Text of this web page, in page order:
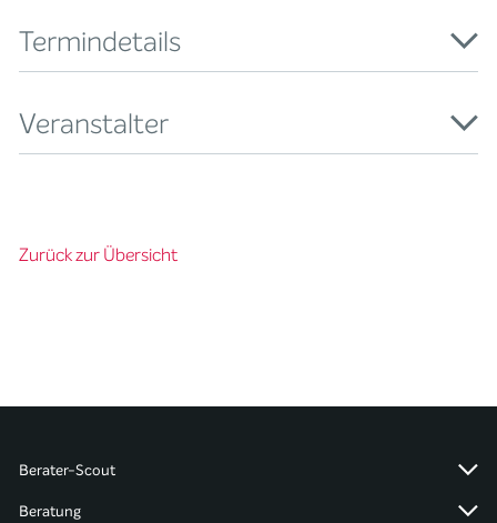
Termindetails
Veranstalter
Zurück zur Übersicht
Berater-Scout
Beratung